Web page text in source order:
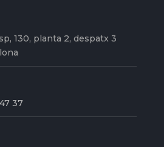
130, planta 2, despatx 3
37